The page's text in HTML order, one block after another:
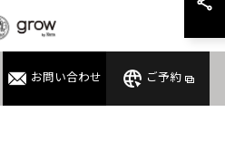
お問い合わせ ご予約
grow 赤羽 ALL RIGHTS RESERVED.